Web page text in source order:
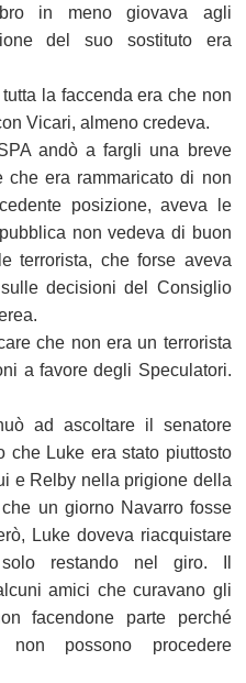
in meno giovava agli
del suo sostituto era
la faccenda era che non
Vicari, almeno credeva.
andò a fargli una breve
era rammaricato di non
posizione, aveva le
non vedeva di buon
terrorista, che forse aveva
decisioni del Consiglio
che non era un terrorista
a favore degli Speculatori.
ad ascoltare il senatore
che Luke era stato piuttosto
e Relby nella prigione della
un giorno Navarro fosse
Luke doveva riacquistare
restando nel giro. Il
amici che curavano gli
facendone parte perché
possono procedere